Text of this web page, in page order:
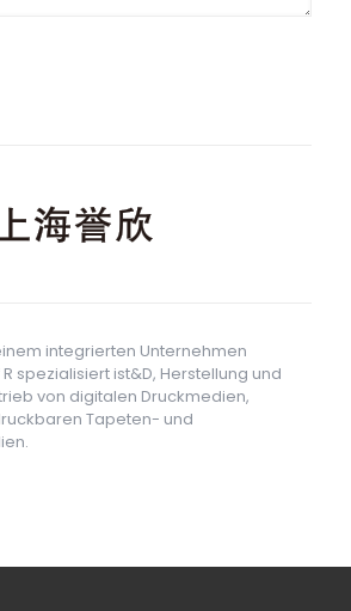
integrierten Unternehmen
spezialisiert ist&D, Herstellung und
von digitalen Druckmedien,
Tapeten- und